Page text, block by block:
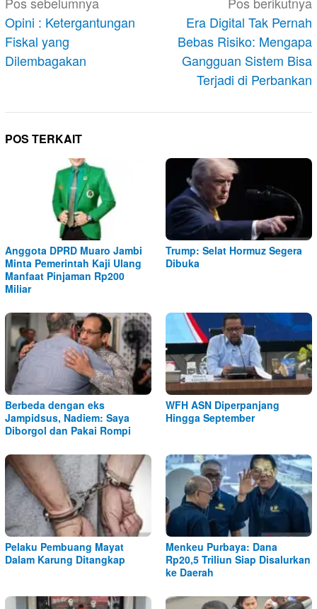
pos
Opini : Ketergantungan
Fiskal yang
Dilembagakan
Era Digital Tak Pernah
Bebas Risiko: Mengapa
Gangguan Sistem Bisa
Terjadi di Perbankan
POS TERKAIT
Anggota DPRD Muaro Jambi
Minta Pemerintah Kaji Ulang
Manfaat Pinjaman Rp200
Miliar
Trump: Selat Hormuz Segera
Dibuka
Berbeda dengan eks
Jampidsus, Nadiem: Saya
Diborgol dan Pakai Rompi
WFH ASN Diperpanjang
Hingga September
Pelaku Pembuang Mayat
Dalam Karung Ditangkap
Menkeu Purbaya: Dana
Rp20,5 Triliun Siap Disalurkan
ke Daerah